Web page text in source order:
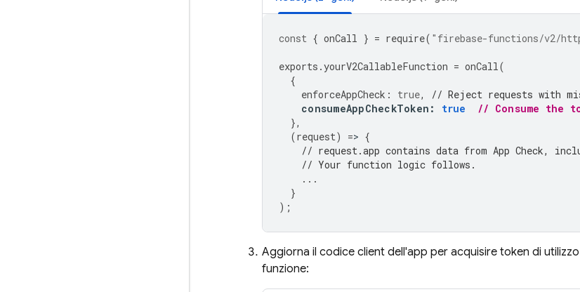
const { onCall } = require( "firebase-functions/v2/
exports .yourV2CallableFunction = onCall(
{
enforceAppCheck : true,
// Reject requests with
consumeAppCheckToken : true
// Consume the
},
(request) => {
// request.app contains data from App Check,
// Your function logic follows.
...
}
);
Aggiorna il codice client dell'app per acquisire token di
funzione: